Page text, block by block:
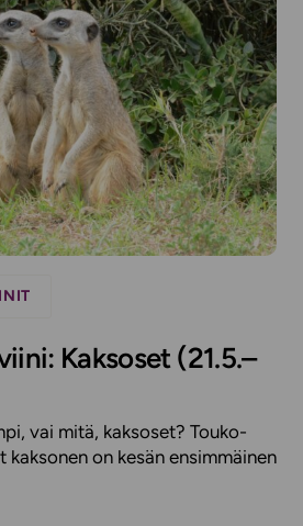
Kaksoset (21.5.–
vai mitä, kaksoset? Touko-
kaksonen on kesän ensimmäinen